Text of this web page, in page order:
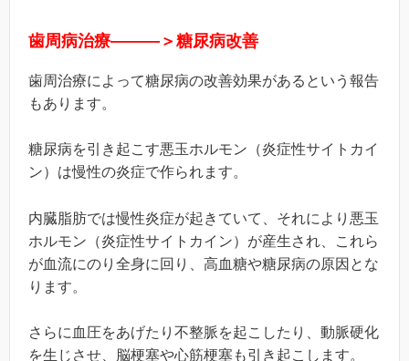
歯周病治療―――＞糖尿病改善
歯周治療によって糖尿病の改善効果があるという報告
もあります。
糖尿病を引き起こす悪玉ホルモン（炎症性サイトカイ
ン）は慢性の炎症で作られます。
内臓脂肪では慢性炎症が起きていて、それにより悪玉
ホルモン（炎症性サイトカイン）が産生され、これら
が血流にのり全身に回り、高血糖や糖尿病の原因とな
ります。
さらに血圧をあげたり不整脈を起こしたり、動脈硬化
を生じさせ、脳梗塞や心筋梗塞も引き起こします。